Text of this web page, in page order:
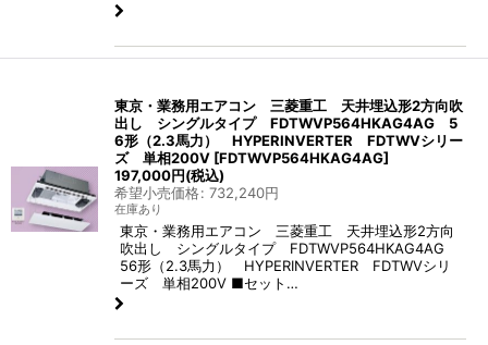
東京・業務用エアコン 三菱重工 天井埋込形2方向吹
出し シングルタイプ FDTWVP564HKAG4AG 5
6形（2.3馬力） HYPERINVERTER FDTWVシリー
ズ 単相200V [FDTWVP564HKAG4AG]
197,000円(税込)
希望小売価格: 732,240円
在庫あり
東京・業務用エアコン 三菱重工 天井埋込形2方向
吹出し シングルタイプ FDTWVP564HKAG4AG
56形（2.3馬力） HYPERINVERTER FDTWVシリ
ーズ 単相200V ■セット…